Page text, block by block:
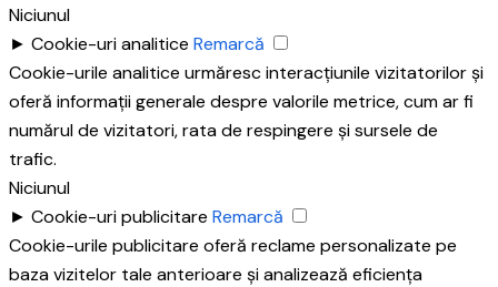
Niciunul
► Cookie-uri analitice Remarcă
Cookie-urile analitice urmăresc interacțiunile vizitatorilor și
oferă informații generale despre valorile metrice, cum ar fi
numărul de vizitatori, rata de respingere și sursele de
trafic.
Niciunul
► Cookie-uri publicitare Remarcă
Cookie-urile publicitare oferă reclame personalizate pe
baza vizitelor tale anterioare și analizează eficiența